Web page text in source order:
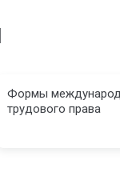
Формы
трудового права